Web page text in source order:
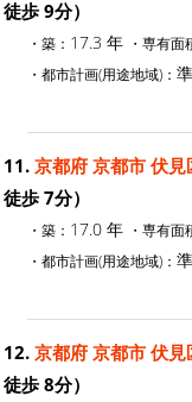
徒歩 9分）
・築： 17.3 年 ・専有面
・都市計画(用途地域)：
11. 京都府 京都市 伏
徒歩 7分）
・築： 17.0 年 ・専有面
・都市計画(用途地域)：
12. 京都府 京都市 伏
徒歩 8分）